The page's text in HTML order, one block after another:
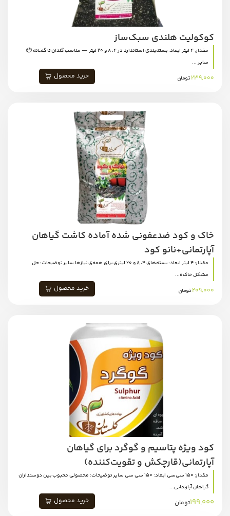
کوکولیت هلندی سبک‌ساز
مقدار: 4 لیتر ابعاد: بسته‌بندی استاندارد در 4، 8 و 20 لیتر — مناسب گلدان تا گلخانه 📦
سایر ...
239,000 تومان خرید محصول
خاک و کود ضدعفونی شده آماده کاشت گیاهان
آپارتمانی+نانو کود
مقدار: 4 لیتر ابعاد: بسته‌های 4، 8 و 20 لیتری برای همه‌ی نیازها سایر توضیحات: حل
مشکل خاک‌ه...
209,000 تومان خرید محصول
کود ویژه پتاسیم و گوگرد برای گیاهان
آپارتمانی(قارچکش و تقویت‌کننده)
مقدار: 150 سی‌سی ابعاد: 150 سی سی سایر توضیحات: محصولی محبوب بین دوستداران
گیاهان آپارتمانی...
199,000تومان خرید محصول